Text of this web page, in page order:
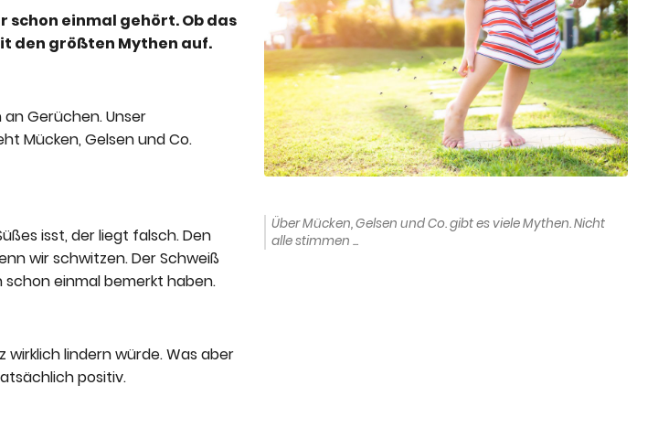
Über Mücken, Gelsen und Co. gibt es viele Mythen. Nicht
alle stimmen ...
schon einmal gehört. Ob das
den größten Mythen auf.
Gerüchen. Unser
Mücken, Gelsen und Co.
isst, der liegt falsch. Den
wir schwitzen. Der Schweiß
einmal bemerkt haben.
wirklich lindern würde. Was aber
positiv.